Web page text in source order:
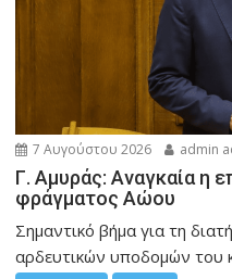
7 Αυγούστου 2026 admin
Γ. Αμυράς: Αναγκαία η
φράγματος Αώου
Σημαντικό βήμα για τη
αρδευτικών υποδομών του